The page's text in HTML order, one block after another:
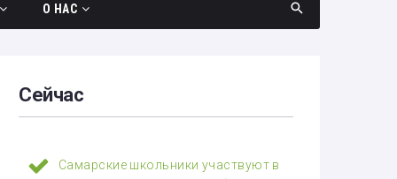
О НАС
Выборы-2026
Сейчас
Самарские школьники участвуют в